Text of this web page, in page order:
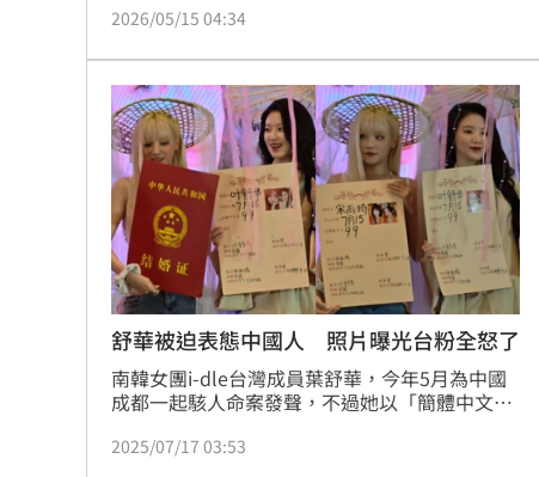
三立iNEWS新聞台線上直播
理想混蛋號召粉絲跨海追星吃美食！ 18:15
品寫真散文集《Liminal 閾限》，寫真書從籌備
更收錄自己的私密日記及手繪塗鴉，用創作展現
最赤裸真實的一面。宋亭誼
2026/05/15 04:34
舒華被迫表態中國人 照片曝光台粉全怒了
南韓女團i-dle台灣成員葉舒華，今年5月為中國
成都一起駭人命案發聲，不過她以「簡體中文」
dle至中國上海舉辦簽售會，其中一個活動環
2025/07/17 03:53